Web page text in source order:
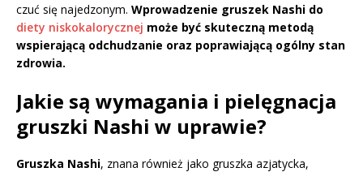
czuć się najedzonym. Wprowadzenie gruszek Nashi do
diety niskokalorycznej może być skuteczną metodą
wspierającą odchudzanie oraz poprawiającą ogólny stan
zdrowia.
Jakie są wymagania i pielęgnacja
gruszki Nashi w uprawie?
Gruszka Nashi, znana również jako gruszka azjatycka,